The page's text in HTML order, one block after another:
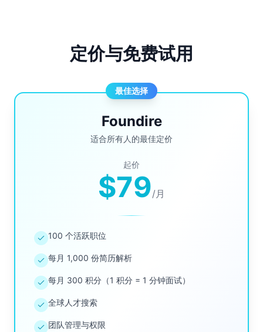
定价与免费试用
最佳选择
Foundire
适合所有人的最佳定价
起价
$79/ 月
100 个活跃职位
每月 1,000 份简历解析
每月 300 积分（1 积分 = 1 分钟面试）
全球人才搜索
团队管理与权限